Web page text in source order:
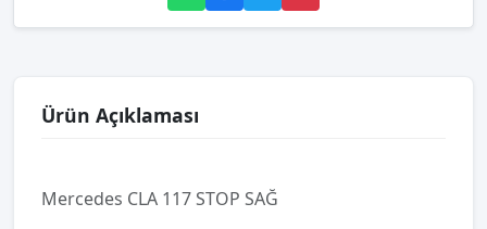
Ürün Açıklaması
Mercedes CLA 117 STOP SAĞ